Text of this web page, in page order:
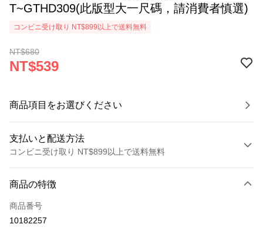
T~GTHD309(此版型大一尺碼，請消費者慎選)
コンビニ受け取り NT$899以上で送料無料
NT$680
NT$539
商品項目をお選びください
支払いと配送方法
コンビニ受け取り NT$899以上で送料無料
クレジットカード1回払い
クレジットカード分割払い
商品の特徴
商品番号
10182257